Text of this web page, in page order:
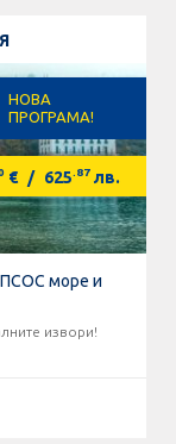
НОВА
ПРОГРАМА!
€ / 625.87 лв.
море и
извори!